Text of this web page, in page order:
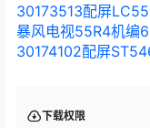
30173513配屏
暴风电视55R4机编
30174102配屏
下载权限